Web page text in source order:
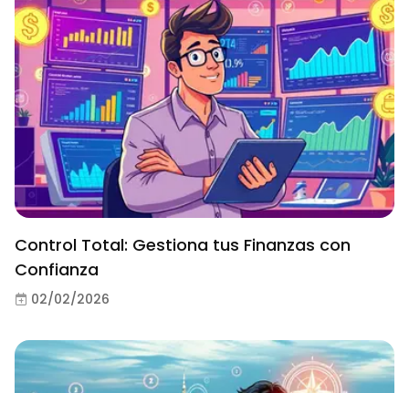
Control Total: Gestiona tus Finanzas con
Confianza
02/02/2026